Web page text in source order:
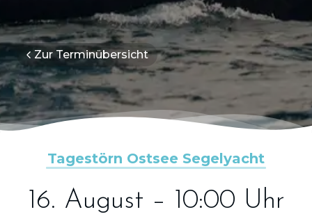
Zur Terminübersicht
Tagestörn Ostsee Segelyacht
16. August – 10:00 Uhr